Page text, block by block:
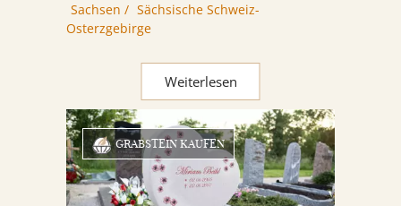
Sachsen / Sächsische Schweiz-
Osterzgebirge
Weiterlesen
GRABSTEIN KAUFEN